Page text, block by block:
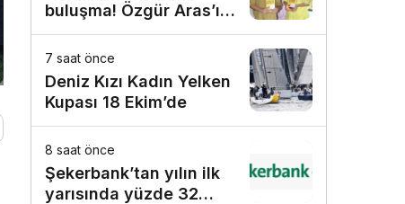
buluşma! Özgür Aras’ın
çok konuşulan kitabı
yeni baskısını Titanic
Luxury Collection
Bodrum’da kutladı
7 saat önce
Deniz Kızı Kadın Yelken
Kupası 18 Ekim’de
8 saat önce
Şekerbank’tan yılın ilk
yarısında yüzde 32